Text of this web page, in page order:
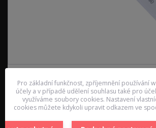
Pro základní funkčnost, zpříjemnění používání
účely a v případě udělení souhlasu také pro
využíváme soubory cookies. Nastavení
cookies můžete kdykoli upravit odkazem ve